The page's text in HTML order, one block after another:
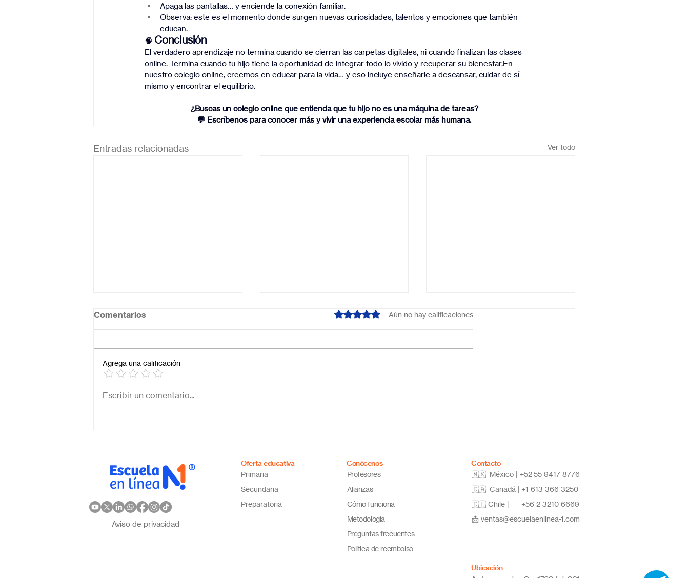
Apaga las pantallas… y enciende la conexión familiar.
Observa: este es el momento donde surgen nuevas curiosidades, talentos y emociones que también
educan.
🧠 Conclusión
El verdadero aprendizaje no termina cuando se cierran las carpetas digitales, ni cuando finalizan las clases
online. Termina cuando tu hijo tiene la oportunidad de integrar todo lo vivido y recuperar su bienestar.En
nuestro colegio online, creemos en educar para la vida… y eso incluye enseñarle a descansar, cuidar de sí
mismo y encontrar el equilibrio.
¿Buscas un colegio online que entienda que tu hijo no es una máquina de tareas?
💬 Escríbenos para conocer más y vivir una experiencia escolar más humana.
Entradas relacionadas Ver todo
Necesito una secundaria
Comentarios Obtuvo 0 de 5 estrellas.Aún no hay calificaciones
Agrega una calificación
Escribir un comentario...
Aviso de privacidad
Oferta educativa
Primaria
Secundaria
Preparatoria
Conócenos
Profesores
Alianzas
Cómo funciona
Metodología
Preguntas frecuentes
Política de reembolso
Contacto
🇲🇽 México | +5255 9417 8776
🇨🇦 Canadá | +1 613 366 3250
🇨🇱 Chile | +56 2 3210 6669
📩 ventas@escuelaenlinea-1.com
Ubicación